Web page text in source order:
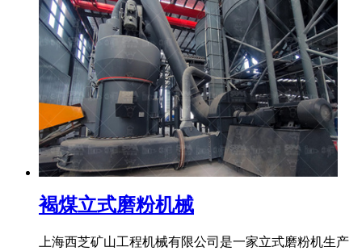
褐煤立式磨粉机械
上海西芝矿山工程机械有限公司是一家立式磨粉机生产